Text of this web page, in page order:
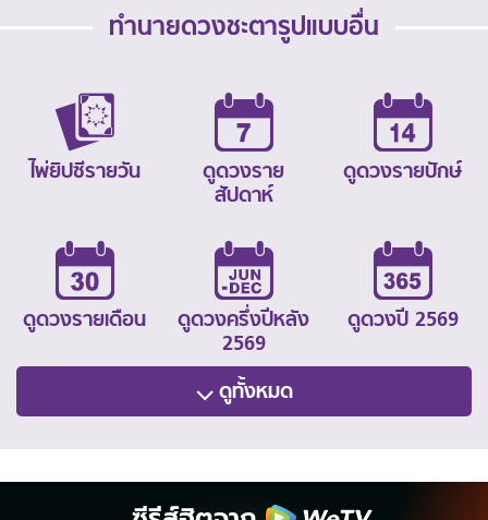
ทำนายดวงชะตารูปแบบอื่น
ไพ่ยิปซีรายวัน
ดูดวงราย
สัปดาห์
ดูดวงรายปักษ์
ดูดวงรายเดือน
ดูดวงครึ่งปีหลัง
2569
ดูดวงปี 2569
ดูทั้งหมด